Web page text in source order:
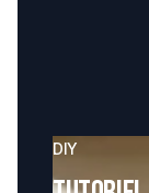
DIY